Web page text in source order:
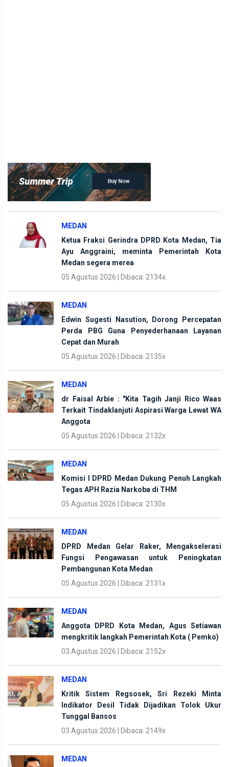
MEDAN
Ketua Fraksi Gerindra DPRD Kota Medan, Tia
Ayu Anggraini, meminta Pemerintah Kota
Medan segera merea
05 Agustus 2026 | Dibaca: 2134x
MEDAN
Edwin Sugesti Nasution, Dorong Percepatan
Perda PBG Guna Penyederhanaan Layanan
Cepat dan Murah
05 Agustus 2026 | Dibaca: 2135x
MEDAN
dr Faisal Arbie : "Kita Tagih Janji Rico Waas
Terkait Tindaklanjuti Aspirasi Warga Lewat WA
Anggota
05 Agustus 2026 | Dibaca: 2132x
MEDAN
Komisi I DPRD Medan Dukung Penuh Langkah
Tegas APH Razia Narkoba di THM
05 Agustus 2026 | Dibaca: 2130x
MEDAN
DPRD Medan Gelar Raker, Mengakselerasi
Fungsi Pengawasan untuk Peningkatan
Pembangunan Kota Medan
05 Agustus 2026 | Dibaca: 2131x
MEDAN
Anggota DPRD Kota Medan, Agus Setiawan
mengkritik langkah Pemerintah Kota ( Pemko)
03 Agustus 2026 | Dibaca: 2152x
MEDAN
Kritik Sistem Regsosek, Sri Rezeki Minta
Indikator Desil Tidak Dijadikan Tolok Ukur
Tunggal Bansos
03 Agustus 2026 | Dibaca: 2149x
MEDAN